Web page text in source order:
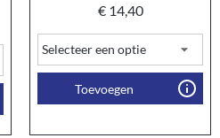
€14,40
Toevoegen